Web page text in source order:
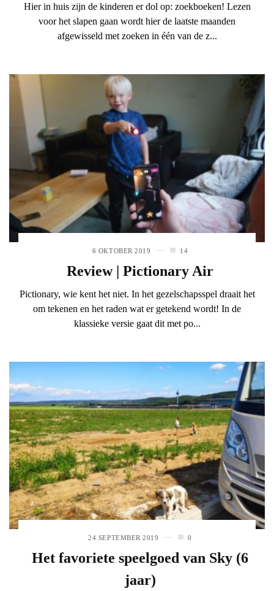
Hier in huis zijn de kinderen er dol op: zoekboeken! Lezen
voor het slapen gaan wordt hier de laatste maanden
afgewisseld met zoeken in één van de z...
6 OKTOBER 2019 14
Review | Pictionary Air
Pictionary, wie kent het niet. In het gezelschapsspel draait het
om tekenen en het raden wat er getekend wordt! In de
klassieke versie gaat dit met po...
24 SEPTEMBER 2019 0
Het favoriete speelgoed van Sky (6
jaar)